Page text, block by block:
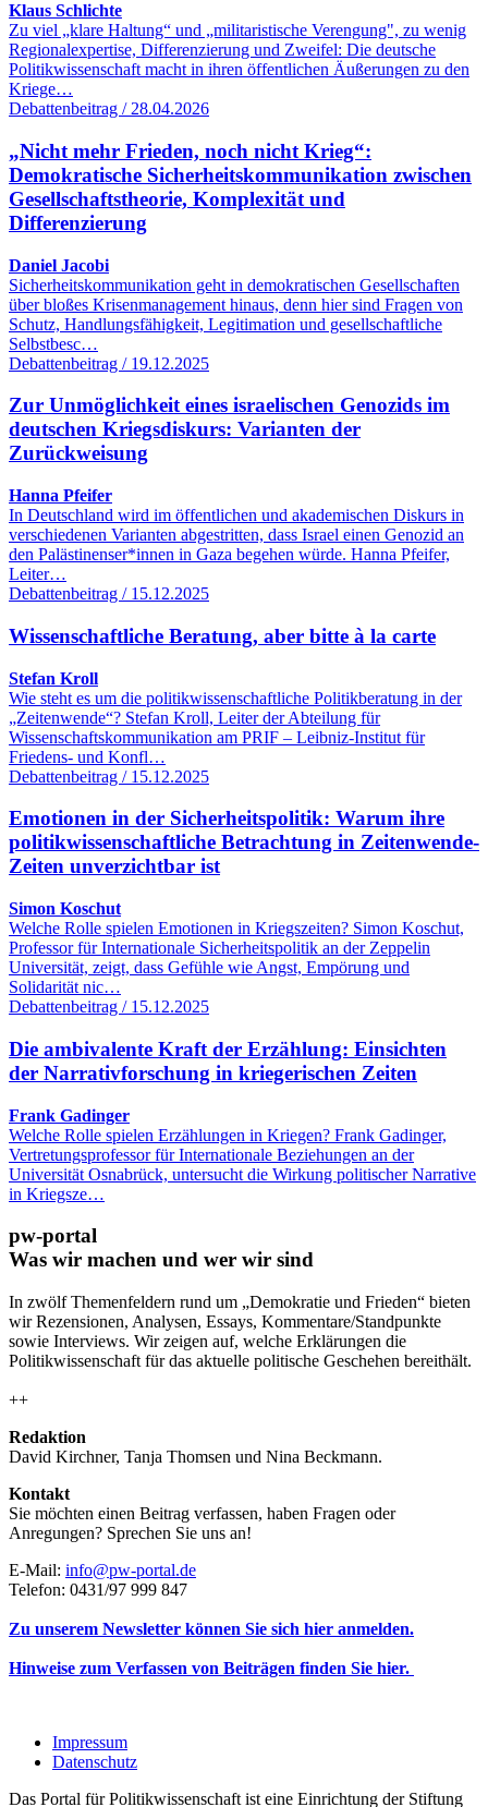
Klaus Schlichte
Zu viel „klare Haltung“ und „militaristische Verengung", zu wenig
Regionalexpertise, Differenzierung und Zweifel: Die deutsche
Politikwissenschaft macht in ihren öffentlichen Äußerungen zu den
Kriege…
Debattenbeitrag / 28.04.2026
„Nicht mehr Frieden, noch nicht Krieg“:
Demokratische Sicherheitskommunikation zwischen
Gesellschaftstheorie, Komplexität und
Differenzierung
Daniel Jacobi
Sicherheitskommunikation geht in demokratischen Gesellschaften
über bloßes Krisenmanagement hinaus, denn hier sind Fragen von
Schutz, Handlungsfähigkeit, Legitimation und gesellschaftliche
Selbstbesc…
Debattenbeitrag / 19.12.2025
Zur Unmöglichkeit eines israelischen Genozids im
deutschen Kriegsdiskurs: Varianten der
Zurückweisung
Hanna Pfeifer
In Deutschland wird im öffentlichen und akademischen Diskurs in
verschiedenen Varianten abgestritten, dass Israel einen Genozid an
den Palästinenser*innen in Gaza begehen würde. Hanna Pfeifer,
Leiter…
Debattenbeitrag / 15.12.2025
Wissenschaftliche Beratung, aber bitte à la carte
Stefan Kroll
Wie steht es um die politikwissenschaftliche Politikberatung in der
„Zeitenwende“? Stefan Kroll, Leiter der Abteilung für
Wissenschaftskommunikation am PRIF – Leibniz-Institut für
Friedens- und Konfl…
Debattenbeitrag / 15.12.2025
Emotionen in der Sicherheitspolitik: Warum ihre
politikwissenschaftliche Betrachtung in Zeitenwende-
Zeiten unverzichtbar ist
Simon Koschut
Welche Rolle spielen Emotionen in Kriegszeiten? Simon Koschut,
Professor für Internationale Sicherheitspolitik an der Zeppelin
Universität, zeigt, dass Gefühle wie Angst, Empörung und
Solidarität nic…
Debattenbeitrag / 15.12.2025
Die ambivalente Kraft der Erzählung: Einsichten
der Narrativforschung in kriegerischen Zeiten
Frank Gadinger
Welche Rolle spielen Erzählungen in Kriegen? Frank Gadinger,
Vertretungsprofessor für Internationale Beziehungen an der
Universität Osnabrück, untersucht die Wirkung politischer Narrative
in Kriegsze…
pw-portal
Was wir machen und wer wir sind
In zwölf Themenfeldern rund um „Demokratie und Frieden“ bieten
wir Rezensionen, Analysen, Essays, Kommentare/Standpunkte
sowie Interviews. Wir zeigen auf, welche Erklärungen die
Politikwissenschaft für das aktuelle politische Geschehen bereithält.
++
Redaktion
David Kirchner, Tanja Thomsen und Nina Beckmann.
Kontakt
Sie möchten einen Beitrag verfassen, haben Fragen oder
Anregungen? Sprechen Sie uns an!
E-Mail: info@pw-portal.de
Telefon: 0431/97 999 847
Zu unserem Newsletter können Sie sich hier anmelden.
Hinweise zum Verfassen von Beiträgen finden Sie hier.
Impressum
Datenschutz
Das Portal für Politikwissenschaft ist eine Einrichtung der Stiftung